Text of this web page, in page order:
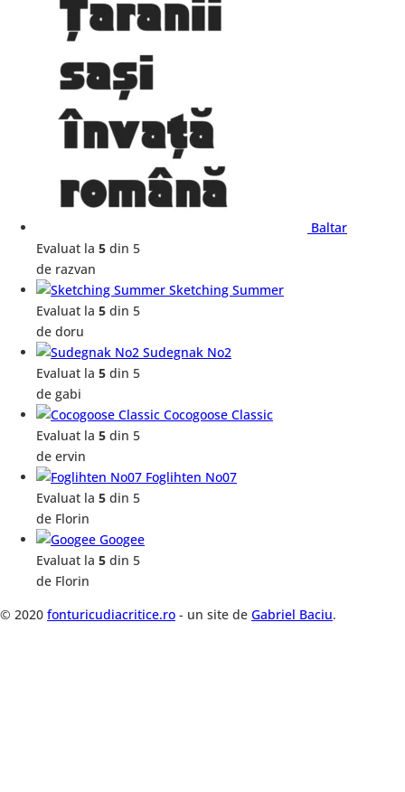
Baltar
Evaluat la 5 din 5
de razvan
Sketching Summer
Evaluat la 5 din 5
de doru
Sudegnak No2
Evaluat la 5 din 5
de gabi
Cocogoose Classic
Evaluat la 5 din 5
de ervin
Foglihten No07
Evaluat la 5 din 5
de Florin
Googee
Evaluat la 5 din 5
de Florin
© 2020 fonturicudiacritice.ro - un site de Gabriel Baciu.